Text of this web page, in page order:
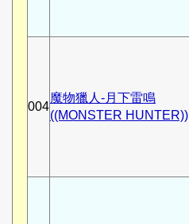
004
魔物獵人-月下雷鳴
((MONSTER HUNTER))